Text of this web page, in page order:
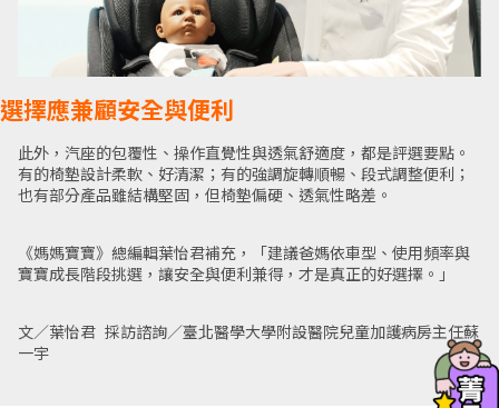
選擇應兼顧安全與便利
此外，汽座的包覆性、操作直覺性與透氣舒適度，都是評選要點。
有的椅墊設計柔軟、好清潔；有的強調旋轉順暢、段式調整便利；
也有部分產品雖結構堅固，但椅墊偏硬、透氣性略差。
《媽媽寶寶》總編輯葉怡君補充，「建議爸媽依車型、使用頻率與
寶寶成長階段挑選，讓安全與便利兼得，才是真正的好選擇。」
文／葉怡君 採訪諮詢／臺北醫學大學附設醫院兒童加護病房主任蘇
一宇